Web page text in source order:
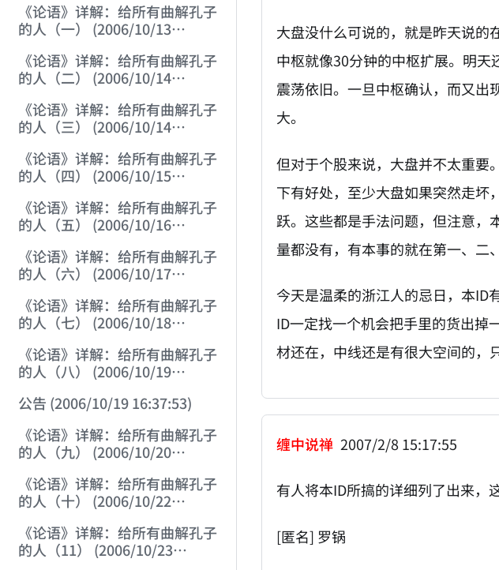
《论语》详解：给所有曲解孔子
的人（一） (2006/10/13
《论语》详解：给所有曲解孔子
的人（二） (2006/10/14
《论语》详解：给所有曲解孔子
的人（三） (2006/10/14
《论语》详解：给所有曲解孔子
的人（四） (2006/10/15
《论语》详解：给所有曲解孔子
的人（五） (2006/10/16
《论语》详解：给所有曲解孔子
的人（六） (2006/10/17
《论语》详解：给所有曲解孔子
的人（七） (2006/10/18
《论语》详解：给所有曲解孔子
的人（八） (2006/10/19
公告 (2006/10/19 16:37:53)
《论语》详解：给所有曲解孔子
的人（九） (2006/10/20
《论语》详解：给所有曲解孔子
的人（十） (2006/10/22
《论语》详解：给所有曲解孔子
的人（11） (2006/10/23
大盘没什么可说的，就是昨天说的
中枢就像30分钟的中枢扩展。明天
震荡依旧。一旦中枢确认，而又出
大。
但对于个股来说，大盘并不太重要
下有好处，至少大盘如果突然走坏
跃。这些都是手法问题，但注意，
量都没有，有本事的就在第一、二
今天是温柔的浙江人的忌日，本ID
ID一定找一个机会把手里的货出掉
材还在，中线还是有很大空间的，
缠中说禅 2007/2/8 15:17:55
有人将本ID所搞的详细列了出来，
[匿名] 罗锅